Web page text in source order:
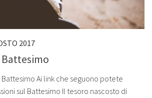
2017
Battesimo Ai link che seguono potete
sul Battesimo Il tesoro nascosto di